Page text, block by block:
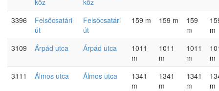
3396
Felsőcsatári
út
Felsőcsatári
út
159 m 159 m
159
m
m
3109
Árpád utca Árpád utca
1011
m
1011
m
1011
m
m
3111
Álmos utca Álmos utca
1341
m
1341
m
1341
m
m